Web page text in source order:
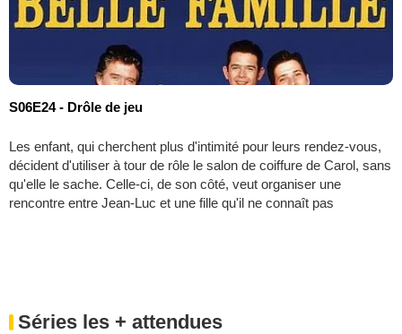
S06E24 - Drôle de jeu
Les enfant, qui cherchent plus d'intimité pour leurs rendez-vous,
décident d'utiliser à tour de rôle le salon de coiffure de Carol, sans
qu'elle le sache. Celle-ci, de son côté, veut organiser une
rencontre entre Jean-Luc et une fille qu'il ne connaît pas
Séries les + attendues